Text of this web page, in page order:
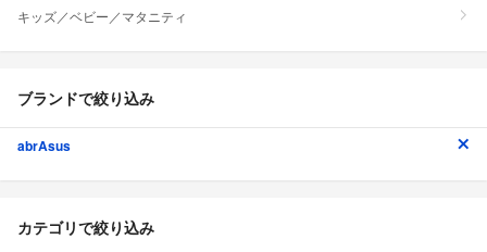
キッズ／ベビー／マタニティ
ブランドで絞り込み
abrAsus
カテゴリで絞り込み